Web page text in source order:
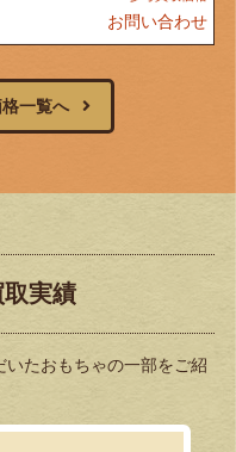
お問い合わせ
一覧へ
実績
たおもちゃの一部をご紹